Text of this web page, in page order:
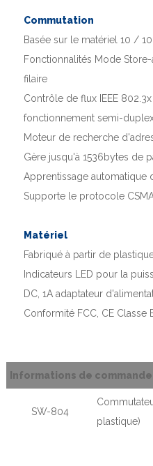
Commutation
Basée sur le matériel 10 /
Fonctionnalités Mode
filaire
Contrôle de flux IEEE
fonctionnement semi-
Moteur de recherche
Gère jusqu'à 1536bytes de
Apprentissage automatique
Supporte le protocole
Matériel
Fabriqué à partir de
Indicateurs LED pour la
DC, 1A adaptateur
Conformité FCC, CE Classe
Informations de commande
SW-804
plastique)